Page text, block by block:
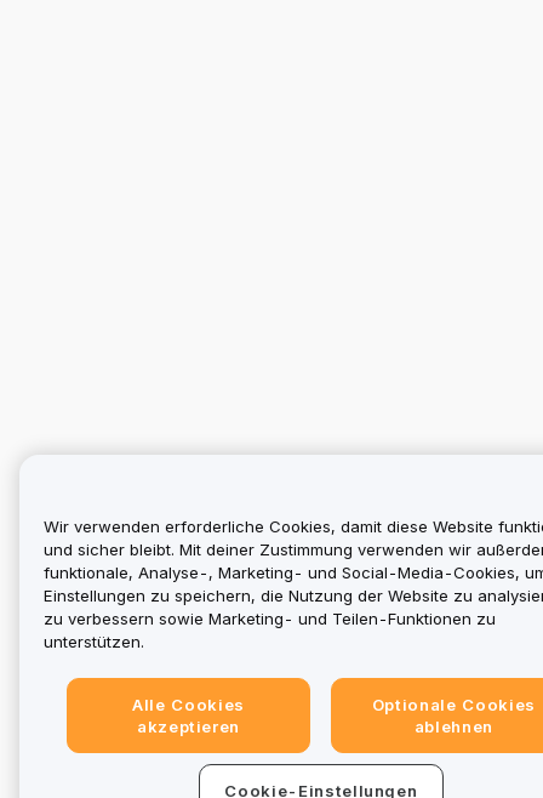
Wir verwenden erforderliche Cookies, damit diese Website
und sicher bleibt. Mit deiner Zustimmung verwenden wir
funktionale, Analyse-, Marketing- und Social-Media-Cookies,
Einstellungen zu speichern, die Nutzung der Website zu
zu verbessern sowie Marketing- und Teilen-Funktionen zu
unterstützen.
Alle Cookies
akzeptieren
Optionale Cookies
ablehnen
Cookie-Einstellungen